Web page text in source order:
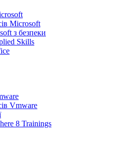
Microsoft
з безпеки
Skills
Vmware
8 Trainings